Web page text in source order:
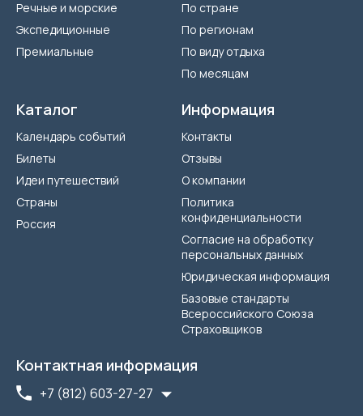
Речные и морские
Экспедиционные
Премиальные
По стране
По регионам
По виду отдыха
По месяцам
Каталог
Календарь событий
Билеты
Идеи путешествий
Страны
Россия
Информация
Контакты
Отзывы
О компании
Политика
конфиденциальности
Согласие на обработку
персональных данных
Юридическая информация
Базовые стандарты
Всероссийского Союза
Страховщиков
Контактная информация
+7 (812) 603-27-27